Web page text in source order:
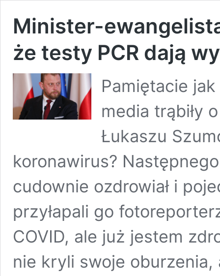
Minister-
że testy PCR dają
Pamiętacie
media trąbiły
Łukaszu
koronawirus?
cudownie ozdrowiał i
przyłapali go
COVID, ale już jestem
nie kryli swoje